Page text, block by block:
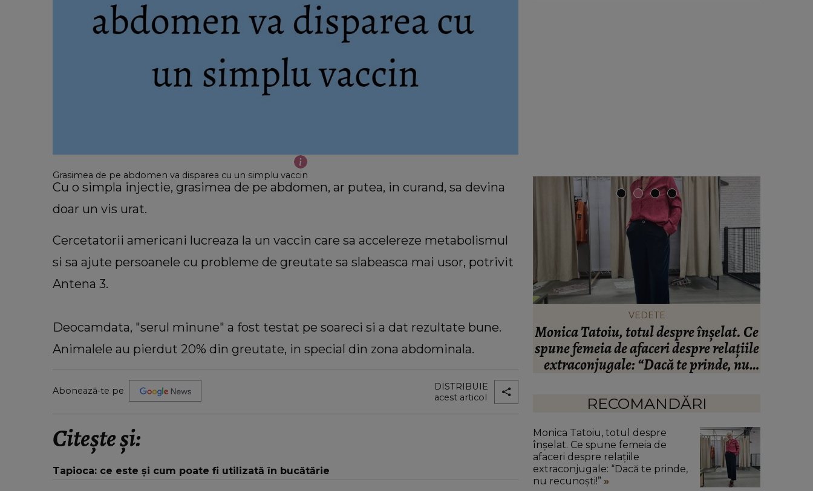
Grasimea de pe abdomen va disparea cu un simplu vaccin
Cu o simpla injectie, grasimea de pe abdomen, ar putea, in curand, sa devina
doar un vis urat.
Cercetatorii americani lucreaza la un vaccin care sa accelereze metabolismul
si sa ajute persoanele cu probleme de greutate sa slabeasca mai usor, potrivit
Antena 3.
Deocamdata, "serul minune" a fost testat pe soareci si a dat rezultate bune.
Animalele au pierdut 20% din greutate, in special din zona abdominala.
Abonează-te pe
DISTRIBUIE
acest articol
Citește și:
Tapioca: ce este și cum poate fi utilizată în bucătărie
O zodie va Motivul pentru care Nelu Vlad își
vinde terenul din Băile Tușnad.
Solistul trupei Azur spune ce sumă
trebuie să scoată doritorii din buzunar:
“Eram foarte mândru.”
Monica Tatoiu, totul despre înșelat. Ce
spune femeia de afaceri despre relațiile
extraconjugale: “Dacă te prinde, nu
recunoști!”
VEDETE
Adrian Ropotan, șoc după șoc în ultima
săptămână. După accidentul prin care
a trecut, familia i-a dat vestea
avansată.”
RECOMANDĂRI
Monica Tatoiu, totul despre
înșelat. Ce spune femeia de
afaceri despre relațiile
extraconjugale: “Dacă te prinde,
nu recunoști!”